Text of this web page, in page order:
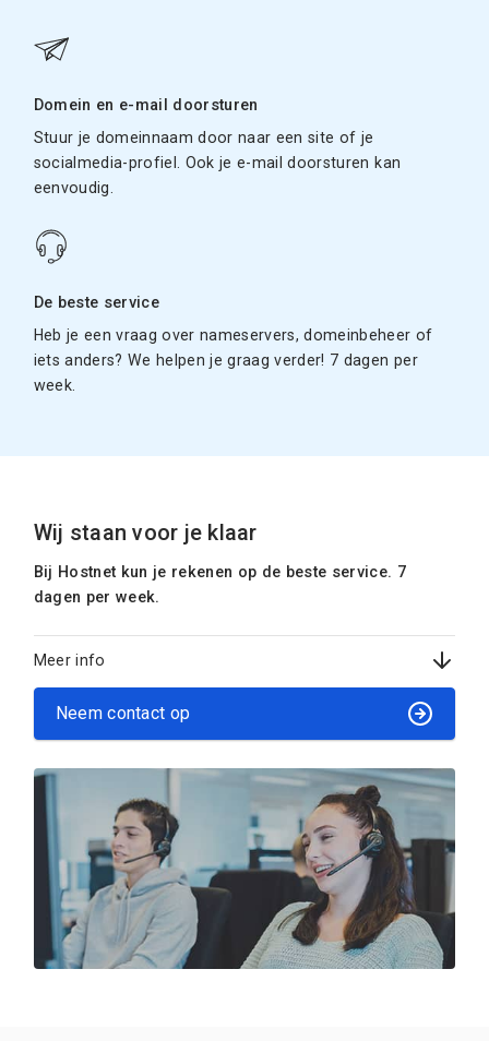
Domein en e-mail doorsturen
Stuur je domeinnaam door naar een site of je
socialmedia-profiel. Ook je e-mail doorsturen kan
eenvoudig.
De beste service
Heb je een vraag over nameservers, domeinbeheer of
iets anders? We helpen je graag verder! 7 dagen per
week.
Wij staan voor je klaar
Bij Hostnet kun je rekenen op de beste service. 7
dagen per week.
Meer info
Neem contact op